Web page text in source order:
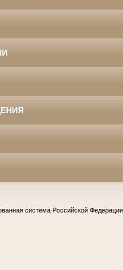
система Российской